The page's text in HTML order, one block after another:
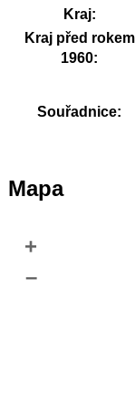
Kraj:
Kraj před rokem
1960:
Souřadnice:
Mapa
+
–